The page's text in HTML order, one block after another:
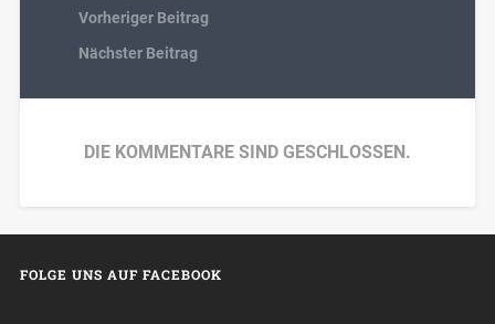
Vorheriger Beitrag
Nächster Beitrag
DIE KOMMENTARE SIND GESCHLOSSEN.
FOLGE UNS AUF FACEBOOK